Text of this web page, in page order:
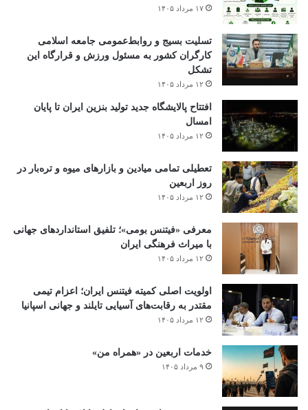
۱۷ مرداد ۱۴۰۵
تسلیت بسیج و روابط‌عمومی جامعه اسلامی
کارگران کشور به مسئول ورزش و قرارگاه این
تشکل
۱۲ مرداد ۱۴۰۵
افتتاح ‌پالایشگاه جدید تولید بنزین ایران تا پایان
امسال
۱۲ مرداد ۱۴۰۵
تعطیلی تمامی میادین و بازارهای میوه و تره‌بار در
روز اربعین
۱۲ مرداد ۱۴۰۵
معرفی «فیتنس بومی»؛ تلفیق استانداردهای جهانی
با میراث فرهنگی ایران
۱۲ مرداد ۱۴۰۵
اولویت اصلی کمیته فیتنس ایران؛ اعزام تیمی
مقتدر به رقابت‌های آسیایی تایلند و جهانی اسپانیا
۱۲ مرداد ۱۴۰۵
خدمات اربعین در «همراه من»
۹ مرداد ۱۴۰۵